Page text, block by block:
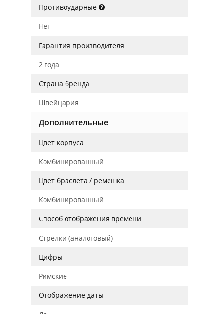
Противоударные
Нет
Гарантия производителя
2 года
Страна бренда
Швейцария
Дополнительные
Цвет корпуса
Комбинированный
Цвет браслета / ремешка
Комбинированный
Способ отображения времени
Стрелки (аналоговый)
Цифры
Римские
Отображение даты